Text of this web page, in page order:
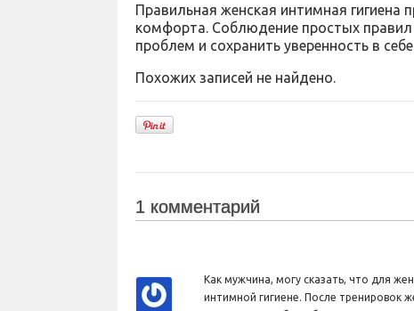
Правильная женская интимная гигиена
комфорта. Соблюдение простых
проблем и сохранить уверенность в
Похожих записей не найдено.
1 комментарий
Как мужчина, могу сказать, что для
интимной гигиене. После тренировок